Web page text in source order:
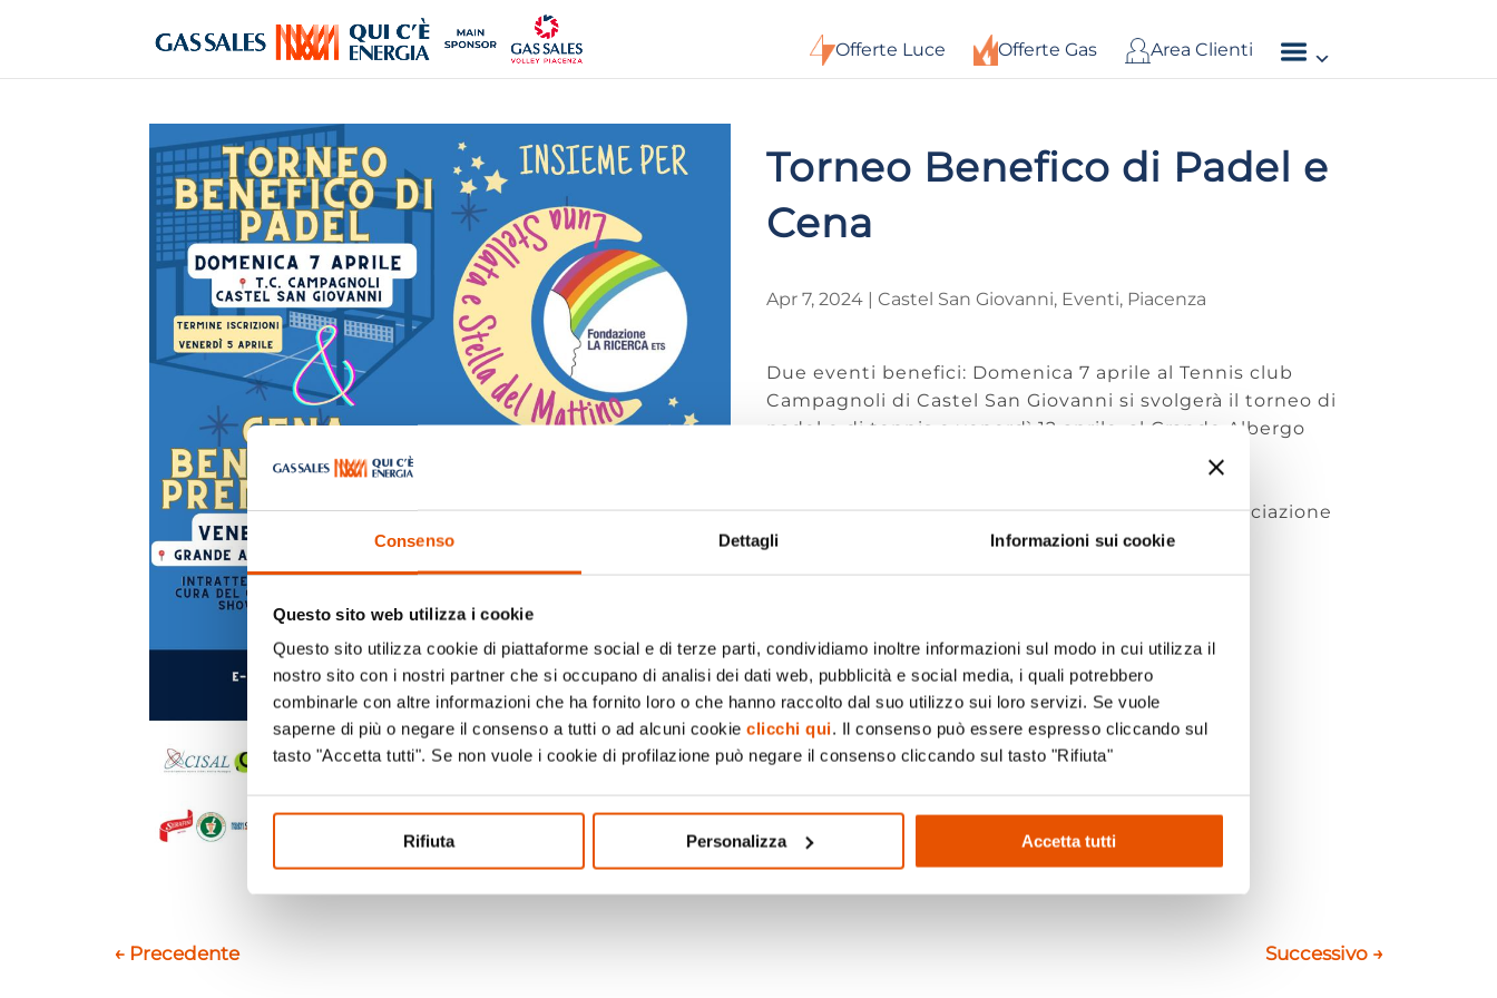
Consenso Dettagli Informazioni sui cookie
Questo sito web utilizza i cookie
Questo sito utilizza cookie di piattaforme social e di terze parti, condividiamo inoltre informazioni sul modo in cui utilizza il
nostro sito con i nostri partner che si occupano di analisi dei dati web, pubblicità e social media, i quali potrebbero
combinarle con altre informazioni che ha fornito loro o che hanno raccolto dal suo utilizzo sui loro servizi. Se vuole
saperne di più o negare il consenso a tutti o ad alcuni cookie clicchi qui. Il consenso può essere espresso cliccando sul
tasto "Accetta tutti". Se non vuole i cookie di profilazione può negare il consenso cliccando sul tasto "Rifiuta"
Rifiuta Personalizza Accetta tutti
Offerte Luce Offerte Gas Area Clienti
Torneo Benefico di Padel e
Cena
Apr 7, 2024 Castel San Giovanni, Eventi, Piacenza
Due eventi benefici: Domenica 7 aprile al Tennis club
Campagnoli di Castel San Giovanni si svolgerà il torneo di
padel e di tennis e venerdì 12 aprile, al Grande Albergo
Roma, è in programma la cena benefica con la
intrattenimento. Il ricavato sarà devoluto all’Associazione
“La Ricerca”. Partecipiamo numerosi!
← Precedente Successivo →